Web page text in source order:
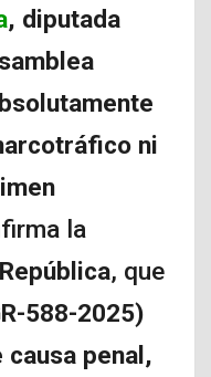
, diputada
ni
la
, que
588-2025)
causa penal,